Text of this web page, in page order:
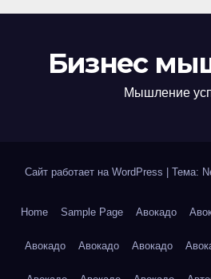
Бизнес
Мышление
Сайт работает на WordPress Тема:
Home Sample Page Авокадо
Авокадо Авокадо Авокадо